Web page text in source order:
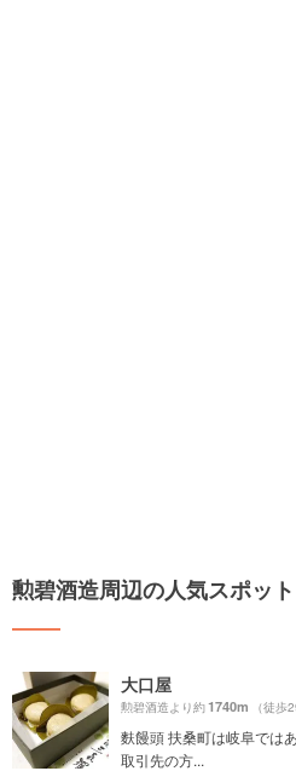
勲碧酒造周辺の人気スポット
大口屋
勲碧酒造より約1740m （徒歩
麩饅頭 扶桑町は岐阜では
取引先の方...